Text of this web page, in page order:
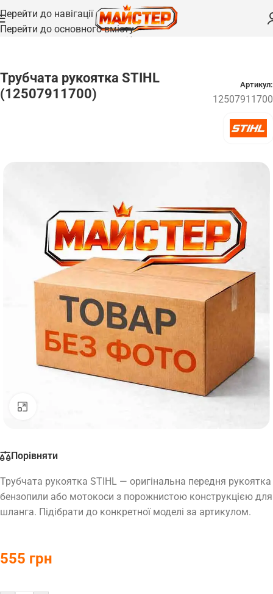
Перейти до навігації
Перейти до основного вмісту
Головна /Запчастини/Шланги та трубки
Трубчата рукоятка STIHL
(12507911700)
Артикул:
12507911700
Порівняти
Трубчата рукоятка STIHL — оригінальна передня рукоятка
бензопили або мотокоси з порожнистою конструкцією для
шланга. Підібрати до конкретної моделі за артикулом.
555 грн